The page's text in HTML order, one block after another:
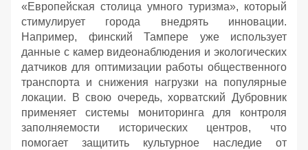
«Европейская столица умного туризма», который
стимулирует города внедрять инновации.
Например, финский Тампере уже использует
данные с камер видеонаблюдения и экологических
датчиков для оптимизации работы общественного
транспорта и снижения нагрузки на популярные
локации. В свою очередь, хорватский Дубровник
применяет системы мониторинга для контроля
заполняемости исторических центров, что
помогает защитить культурное наследие от